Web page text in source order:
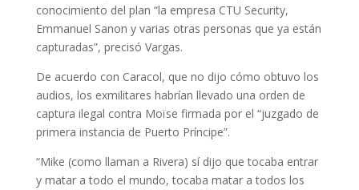
conocimiento del plan “la empresa CTU Security,
Emmanuel Sanon y varias otras personas que ya están
capturadas”, precisó Vargas.
De acuerdo con Caracol, que no dijo cómo obtuvo los
audios, los exmilitares habrían llevado una orden de
captura ilegal contra Moïse firmada por el “juzgado de
primera instancia de Puerto Príncipe”.
“Mike (como llaman a Rivera) sí dijo que tocaba entrar
y matar a todo el mundo, tocaba matar a todos los